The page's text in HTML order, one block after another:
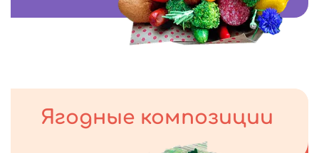
Ягодные композиции